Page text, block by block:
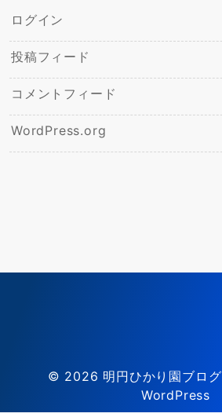
ログイン
投稿フィード
コメントフィード
WordPress.org
© 2026 明円ひかり園ブログ
WordPress